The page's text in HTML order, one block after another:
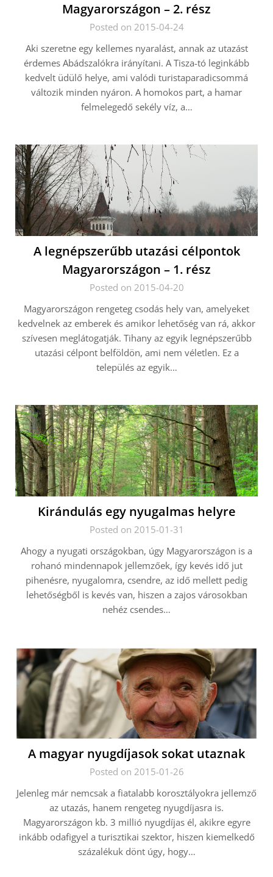
Magyarországon – 2. rész
Posted on 2015-04-24
Aki szeretne egy kellemes nyaralást, annak az utazást
érdemes Abádszalókra irányítani. A Tisza-tó leginkább
kedvelt üdülő helye, ami valódi turistaparadicsommá
változik minden nyáron. A homokos part, a hamar
felmelegedő sekély víz, a…
A legnépszerűbb utazási célpontok
Magyarországon – 1. rész
Posted on 2015-04-20
Magyarországon rengeteg csodás hely van, amelyeket
kedvelnek az emberek és amikor lehetőség van rá, akkor
szívesen meglátogatják. Tihany az egyik legnépszerűbb
utazási célpont belföldön, ami nem véletlen. Ez a
település az egyik…
Kirándulás egy nyugalmas helyre
Posted on 2015-01-31
Ahogy a nyugati országokban, úgy Magyarországon is a
rohanó mindennapok jellemzőek, így kevés idő jut
pihenésre, nyugalomra, csendre, az idő mellett pedig
lehetőségből is kevés van, hiszen a zajos városokban
nehéz csendes…
A magyar nyugdíjasok sokat utaznak
Posted on 2015-01-26
Jelenleg már nemcsak a fiatalabb korosztályokra jellemző
az utazás, hanem rengeteg nyugdíjasra is.
Magyarországon kb. 3 millió nyugdíjas él, akikre egyre
inkább odafigyel a turisztikai szektor, hiszen kiemelkedő
százalékuk dönt úgy, hogy…